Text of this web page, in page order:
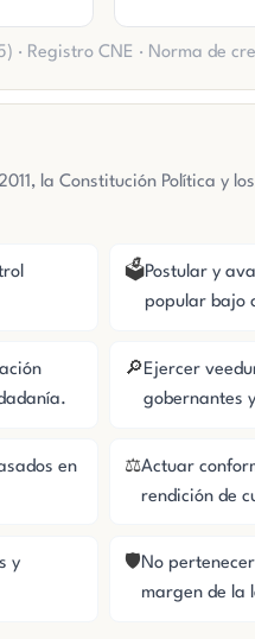
· Registro CNE · Norma de
la Constitución Política y
🗳️Postular y
popular bajo
🔎 Ejercer
gobernantes
en
⚖️Actuar
rendición de
y
🛡️No
margen de la